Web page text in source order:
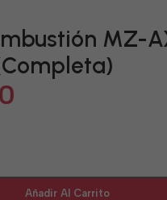
MZ-
Añadir Al Carrito